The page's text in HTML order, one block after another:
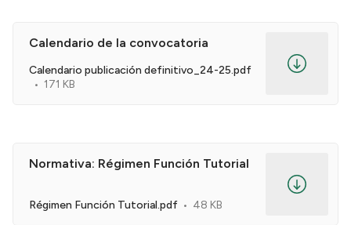
Calendario de la convocatoria
Calendario publicación definitivo_24-25.pdf
171 KB
Normativa: Régimen Función Tutorial
Régimen Función Tutorial.pdf 48 KB